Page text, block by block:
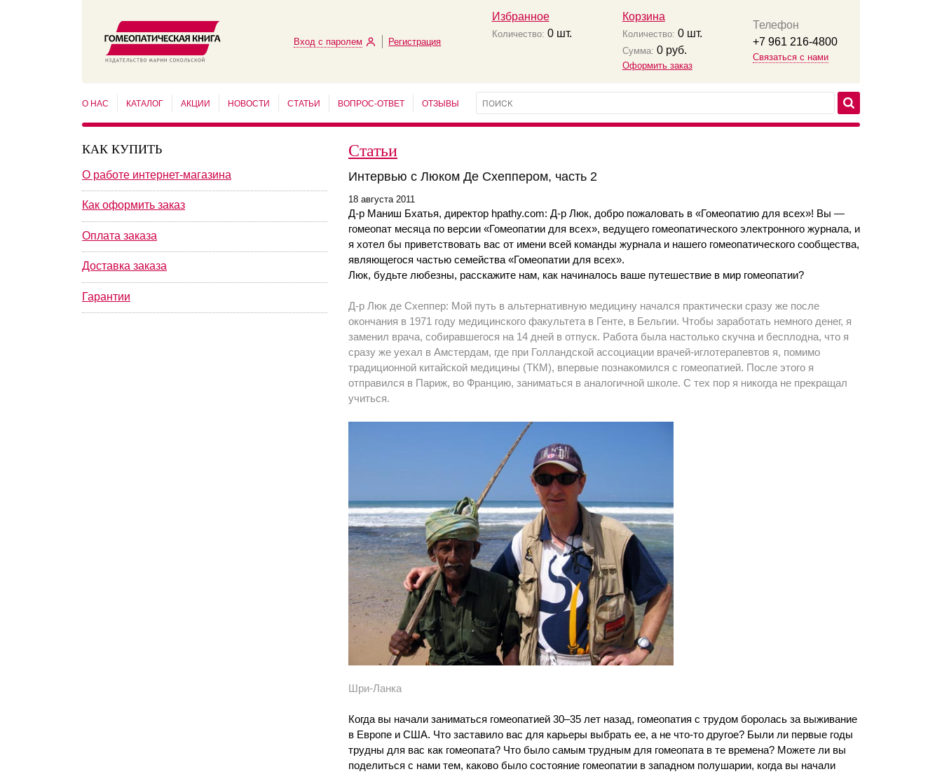
Вход с паролем Регистрация
Избранное
Количество: 0шт.
Корзина
Количество: 0шт.
Сумма: 0руб.
Оформить заказ
Телефон
+7 961 216-4800
Связаться с нами
О НАС КАТАЛОГ АКЦИИ НОВОСТИ СТАТЬИ ВОПРОС-ОТВЕТ ОТЗЫВЫ
КАК КУПИТЬ
О работе интернет-магазина
Как оформить заказ
Оплата заказа
Доставка заказа
Гарантии
Статьи
Интервью с Люком Де Схеппером, часть 2
18 августа 2011
Д-р Маниш Бхатья, директор hpathy.com: Д-р Люк, добро пожаловать в «Гомеопатию для всех»! Вы —
гомеопат месяца по версии «Гомеопатии для всех», ведущего гомеопатического электронного журнала, и
я хотел бы приветствовать вас от имени всей команды журнала и нашего гомеопатического сообщества,
являющегося частью семейства «Гомеопатии для всех».
Люк, будьте любезны, расскажите нам, как начиналось ваше путешествие в мир гомеопатии?
Д-р Люк де Схеппер: Мой путь в альтернативную медицину начался практически сразу же после
окончания в 1971 году медицинского факультета в Генте, в Бельгии. Чтобы заработать немного денег, я
заменил врача, собиравшегося на 14 дней в отпуск. Работа была настолько скучна и бесплодна, что я
сразу же уехал в Амстердам, где при Голландской ассоциации врачей-иглотерапевтов я, помимо
традиционной китайской медицины (ТКМ), впервые познакомился с гомеопатией. После этого я
отправился в Париж, во Францию, заниматься в аналогичной школе. С тех пор я никогда не прекращал
учиться.
Шри-Ланка
Когда вы начали заниматься гомеопатией 30–35 лет назад, гомеопатия с трудом боролась за выживание
в Европе и США. Что заставило вас для карьеры выбрать ее, а не что-то другое? Были ли первые годы
трудны для вас как гомеопата? Что было самым трудным для гомеопата в те времена? Можете ли вы
поделиться с нами тем, каково было состояние гомеопатии в западном полушарии, когда вы начали